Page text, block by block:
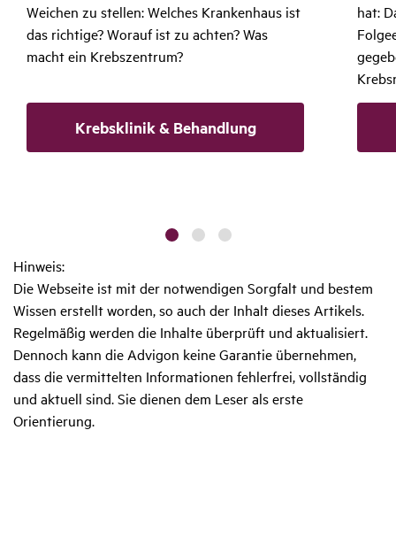
Weichen zu stellen: Welches Krankenhaus ist
das richtige? Worauf ist zu achten? Was
macht ein Krebszentrum?
Krebsklinik & Behandlung
hat:
Hinweis:
Die Webseite ist mit der notwendigen Sorgfalt und bestem
Wissen erstellt worden, so auch der Inhalt dieses Artikels.
Regelmäßig werden die Inhalte überprüft und aktualisiert.
Dennoch kann die Advigon keine Garantie übernehmen,
dass die vermittelten Informationen fehlerfrei, vollständig
und aktuell sind. Sie dienen dem Leser als erste
Orientierung.